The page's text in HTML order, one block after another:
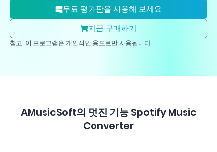
무료 평가판을 사용해 보세요
지금 구매하기
참고: 이 프로그램은 개인적인 용도로만 사용됩니다.
AMusicSoft의 멋진 기능 Spotify Music
Converter